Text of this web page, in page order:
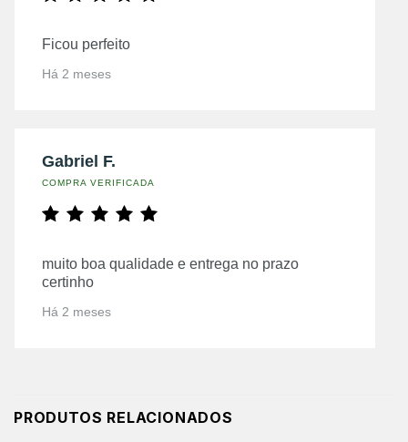
Ficou perfeito
Há 2 meses
Gabriel F.
COMPRA VERIFICADA
muito boa qualidade e entrega no prazo
certinho
Há 2 meses
PRODUTOS RELACIONADOS